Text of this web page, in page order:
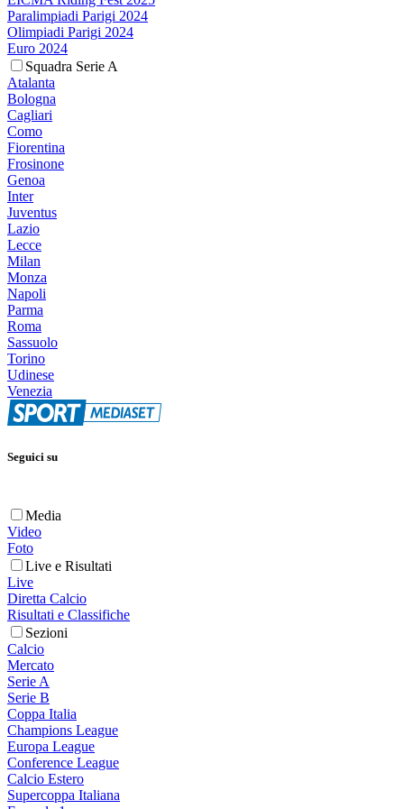
Paralimpiadi Parigi 2024
Olimpiadi Parigi 2024
Euro 2024
Squadra Serie A
Atalanta
Bologna
Cagliari
Como
Fiorentina
Frosinone
Genoa
Inter
Juventus
Lazio
Lecce
Milan
Monza
Napoli
Parma
Roma
Sassuolo
Torino
Udinese
Venezia
Seguici su
Media
Video
Foto
Live e Risultati
Live
Diretta Calcio
Risultati e Classifiche
Sezioni
Calcio
Mercato
Serie A
Serie B
Coppa Italia
Champions League
Europa League
Conference League
Calcio Estero
Supercoppa Italiana